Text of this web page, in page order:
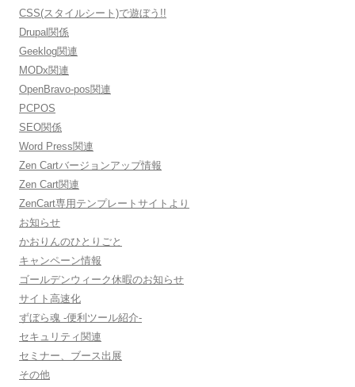
CSS(スタイルシート)で遊ぼう!!
Drupal関係
Geeklog関連
MODx関連
OpenBravo-pos関連
PCPOS
SEO関係
Word Press関連
Zen Cartバージョンアップ情報
Zen Cart関連
ZenCart専用テンプレートサイトより
お知らせ
かおりんのひとりごと
キャンペーン情報
ゴールデンウィーク休暇のお知らせ
サイト高速化
ずぼら魂 -便利ツール紹介-
セキュリティ関連
セミナー、ブース出展
その他